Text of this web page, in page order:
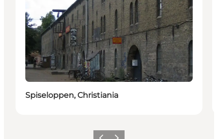
Spiseloppen, Christiania